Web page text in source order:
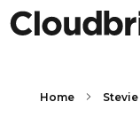
Home Stevie